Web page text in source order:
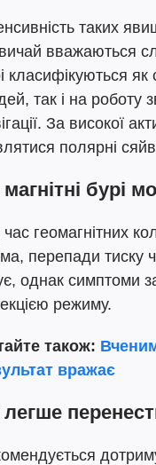
таких
вважаються
класифікуються
так і на роботу
За високої
полярні
бурі
час геомагнітних
перепади тиску
однак симптоми
режиму.
також:
вражає